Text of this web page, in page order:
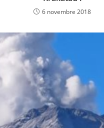
6 novembre 2018